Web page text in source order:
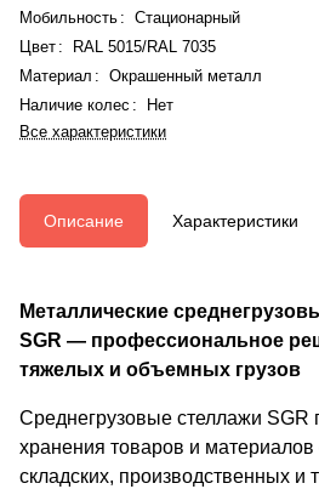
Мобильность : Стационарный
Цвет :
RAL 5015/RAL 7035
Материал : Окрашенный металл
Наличие колес :
Нет
Все характеристики
Описание Характеристики
Металлические
SGR — профессиональное
тяжелых и объемных грузов
Среднегрузовые стеллажи SGR
хранения товаров и материалов
складских, производственных